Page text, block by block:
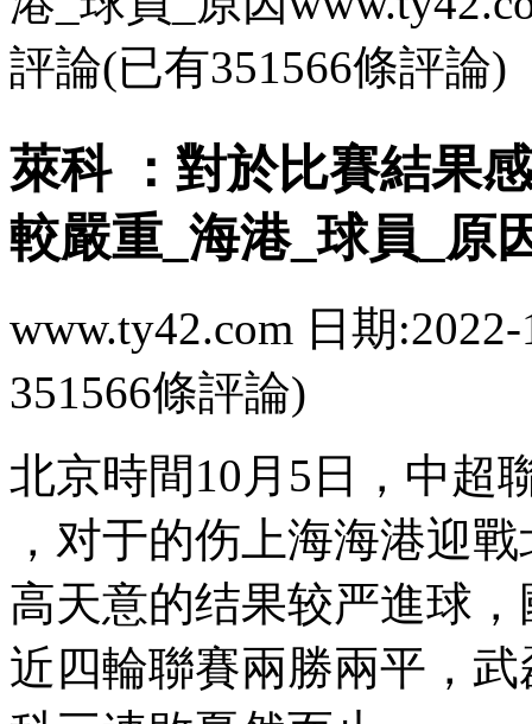
評論(已有351566條評論)
萊科 ：對於比賽結
較嚴重_海港_球員_原
www.ty42.com 日期
351566條評論)
北京時間10月5日，中
，对于的伤上海海港迎戰北
高天意的结果较严進球
近四輪聯賽兩勝兩平，